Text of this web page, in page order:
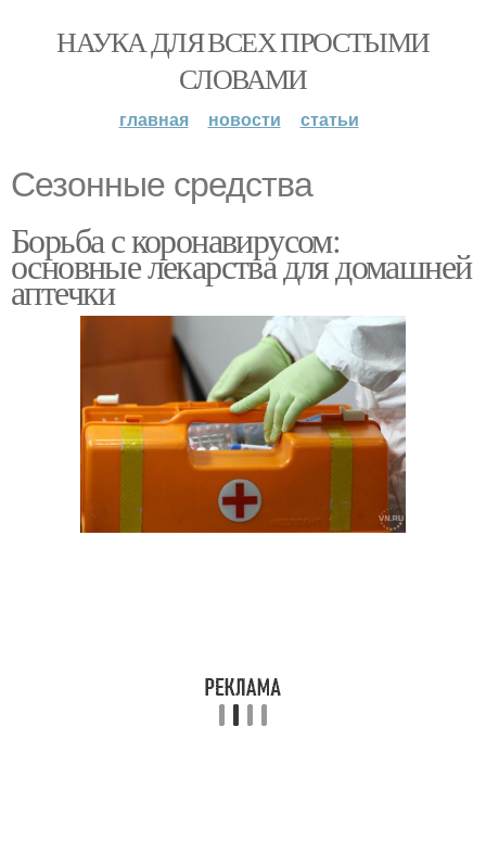
НАУКА ДЛЯ ВСЕХ ПРОСТЫМИ
СЛОВАМИ
главная новости статьи
Сезонные средства
Борьба с коронавирусом:
основные лекарства для домашней
аптечки